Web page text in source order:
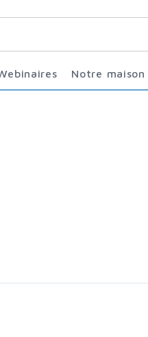
Webinaires Notre maison